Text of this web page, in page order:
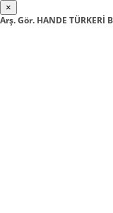
×
Arş. Gör. HANDE TÜRKERİ